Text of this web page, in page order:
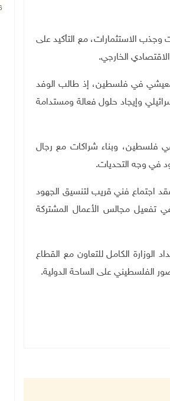
وجذب الاستثمارات، مع التأكيد على
الخارجي.
في فلسطين، إذ طالب الوفد
وإيجاد حلول فعالة ومستدامة
في فلسطين، وبناء شراكات مع رجال
في وجه التحديات.
اجتماع فني قريب لتنسيق الجهود
تفعيل مجالس الأعمال المشتركة
الوزارة الكامل للتعاون مع القطاع
الفلسطيني على الساحة الدولية.